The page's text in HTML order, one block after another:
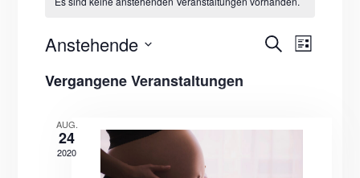
Ansichten,
Suche
Liste
Anstehende
wählen.
Vergangene Veranstaltungen
AUG.
24
2020